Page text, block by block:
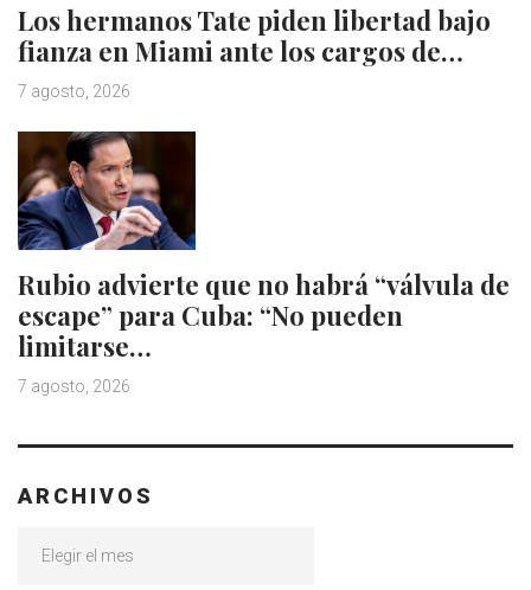
Los hermanos Tate piden libertad bajo
fianza en Miami ante los cargos de…
7 agosto, 2026
Rubio advierte que no habrá “válvula de
escape” para Cuba: “No pueden
limitarse…
7 agosto, 2026
ARCHIVOS